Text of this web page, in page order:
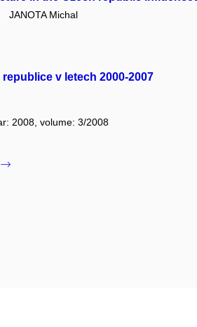
JANOTA Michal
v letech 2000-2007
2008, volume: 3/2008